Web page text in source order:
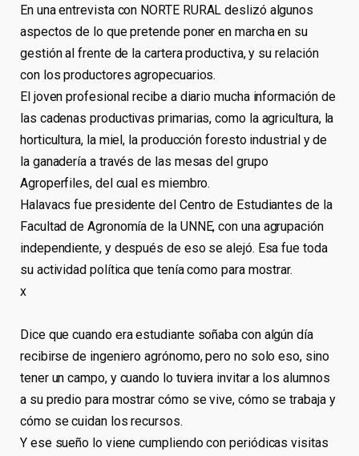
En una entrevista con NORTE RURAL deslizó algunos
aspectos de lo que pretende poner en marcha en su
gestión al frente de la cartera productiva, y su relación
con los productores agropecuarios.
El joven profesional recibe a diario mucha información de
las cadenas productivas primarias, como la agricultura, la
horticultura, la miel, la producción foresto industrial y de
la ganadería a través de las mesas del grupo
Agroperfiles, del cual es miembro.
Halavacs fue presidente del Centro de Estudiantes de la
Facultad de Agronomía de la UNNE, con una agrupación
independiente, y después de eso se alejó. Esa fue toda
su actividad política que tenía como para mostrar.
x
Dice que cuando era estudiante soñaba con algún día
recibirse de ingeniero agrónomo, pero no solo eso, sino
tener un campo, y cuando lo tuviera invitar a los alumnos
a su predio para mostrar cómo se vive, cómo se trabaja y
cómo se cuidan los recursos.
Y ese sueño lo viene cumpliendo con periódicas visitas